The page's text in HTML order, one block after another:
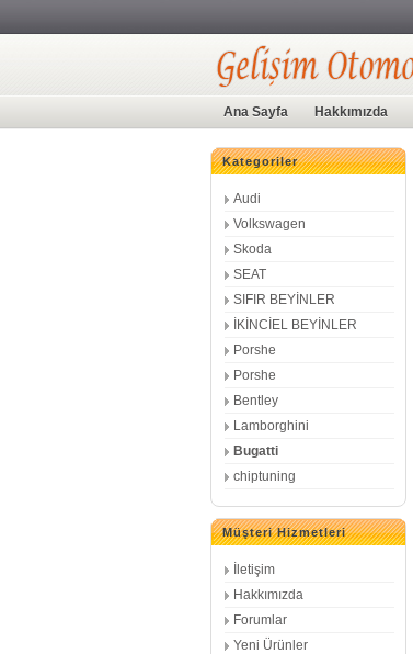
Ana Sayfa Hakkımızda
Kategoriler
Audi
Volkswagen
Skoda
SEAT
SIFIR BEYİNLER
İKİNCİEL BEYİNLER
Porshe
Porshe
Bentley
Lamborghini
Bugatti
chiptuning
Müşteri Hizmetleri
İletişim
Hakkımızda
Forumlar
Yeni Ürünler